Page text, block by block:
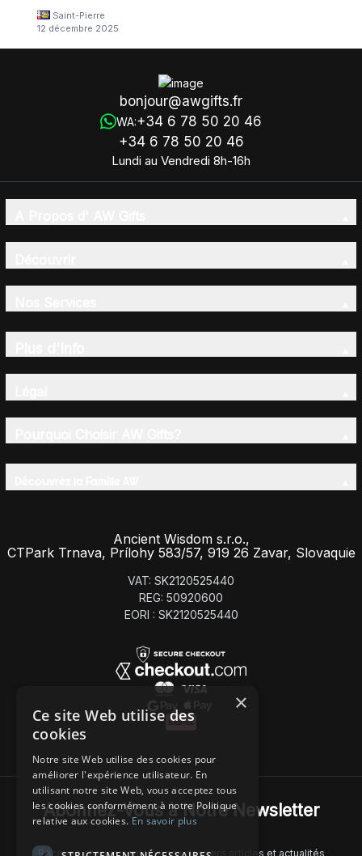
Saint-Pierre
12 décembre 2025
bonjour@awgifts.fr
WA:+34 6 78 50 20 46
+34 6 78 50 20 46
Lundi au Vendredi 8h-16h
Ancient Wisdom s.r.o.,
CTPark Trnava, Prílohy 583/57, 919 26 Zavar, Slovaquie
VAT: SK2120525440
REG: 50920600
EORI : SK2120525440
Abonnez-Vous à Notre Newsletter
Recevez chaque semaine nos derniers articles et actualités
×
Ce site Web utilise des
cookies
Notre site Web utilise des cookies pour
améliorer l'expérience utilisateur. En
utilisant notre site Web, vous acceptez tous
les cookies conformément à notre Politique
relative aux cookies.En savoir plus